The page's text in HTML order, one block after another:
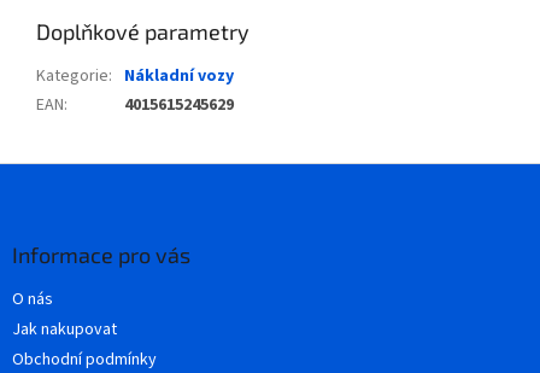
Doplňkové parametry
Kategorie: Nákladní vozy
EAN: 4015615245629
Informace pro vás
O nás
Jak nakupovat
Obchodní podmínky